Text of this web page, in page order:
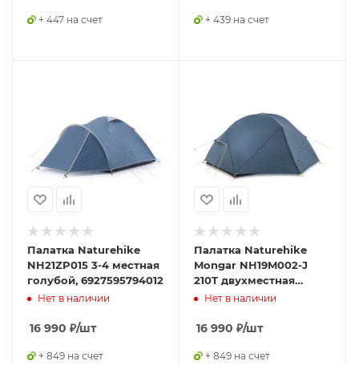
+ 447 на счет + 439 на счет
Палатка Naturehike
NH21ZP015 3-4 местная
голубой, 6927595794012
Нет в наличии
16 990 ₽/шт
+ 849 на счет
Палатка Naturehike
Mongar NH19M002-J
210T двухместная
сверхлегкая, синяя
6975641882596
Нет в наличии
16 990 ₽/шт
+ 849 на счет